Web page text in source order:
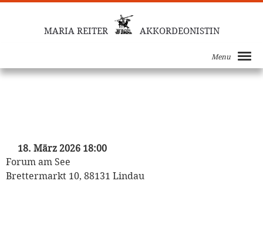
MARIA REITER AKKORDEONISTIN
Menu
18. März 2026 18:00
Forum am See
Brettermarkt 10, 88131 Lindau